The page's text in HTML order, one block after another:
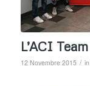
L’ACI
12 Novembre 2015 / in